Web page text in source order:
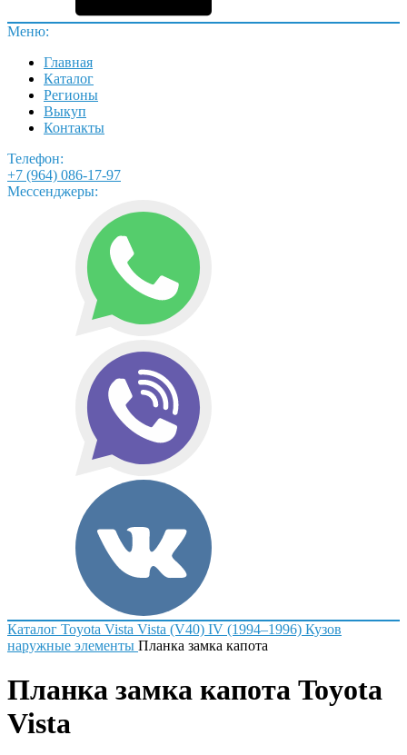
Меню:
Главная
Каталог
Регионы
Выкуп
Контакты
Телефон:
+7 (964) 086-17-97
Мессенджеры:
Каталог Toyota Vista Vista (V40) IV (1994–1996) Кузов
наружные элементы Планка замка капота
Планка замка капота Toyota
Vista